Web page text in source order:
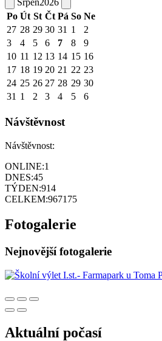
Srpen2026
Po Út St Čt Pá So Ne
27 28 29 30 31 1
2
3
4 5 6 7 8
9
10 11 12 13 14 15 16
17 18 19 20 21 22 23
24 25 26 27 28 29 30
31 1 2 3 4 5 6
Návštěvnost
Návštěvnost:
ONLINE:1
DNES:45
TÝDEN:914
CELKEM:967175
Fotogalerie
Nejnovější fotogalerie
Aktuální počasí